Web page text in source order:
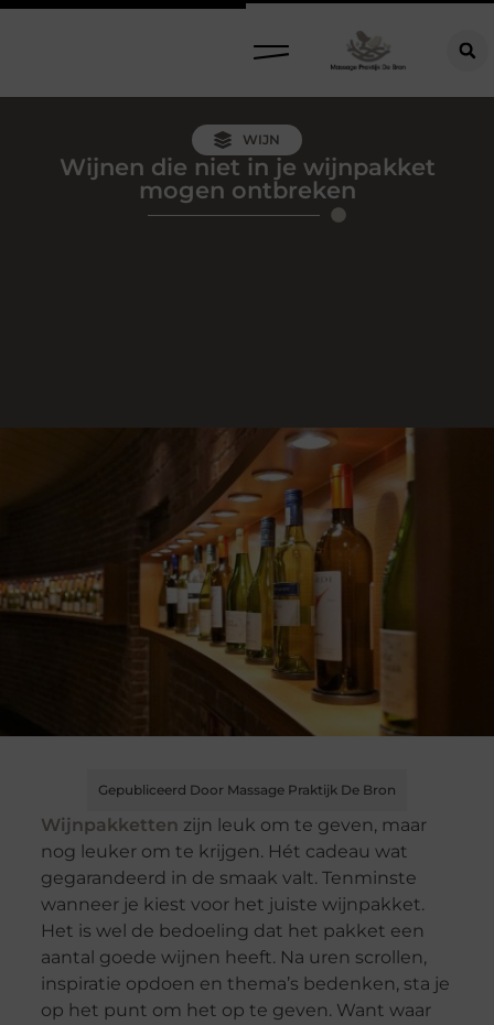
WIJN
Wijnen die niet in je wijnpakket
mogen ontbreken
Gepubliceerd Door Massage Praktijk De Bron
Wijnpakketten zijn leuk om te geven, maar
nog leuker om te krijgen. Hét cadeau wat
gegarandeerd in de smaak valt. Tenminste
wanneer je kiest voor het juiste wijnpakket.
Het is wel de bedoeling dat het pakket een
aantal goede wijnen heeft. Na uren scrollen,
inspiratie opdoen en thema’s bedenken, sta je
op het punt om het op te geven. Want waar